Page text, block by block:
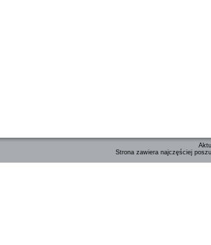
Strona zawiera najczęściej